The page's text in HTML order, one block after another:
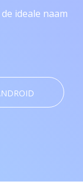
ideale naam